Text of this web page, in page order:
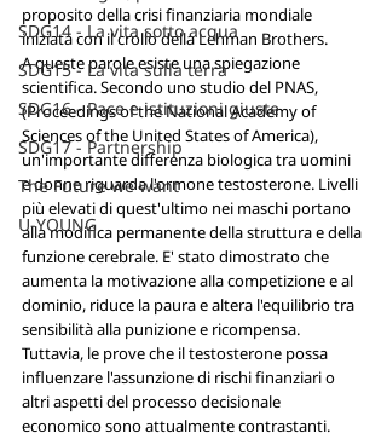
SDG14 - La vita sotto acqua
SDG15 - La vita sulla terra
SDG16 - Pace e istituzioni giuste
SDG17 - Partnership
The Future we want
U-YOUNG
proposito della crisi finanziaria mondiale
iniziata con il crollo della Lehman Brothers.
A queste parole esiste una spiegazione
scientifica. Secondo uno studio del PNAS,
(Proceedings of the National Academy of
Sciences of the United States of America),
un'importante differenza biologica tra uomini
e donne riguarda l'ormone testosterone. Livelli
più elevati di quest'ultimo nei maschi portano
alla modifica permanente della struttura e della
funzione cerebrale. E' stato dimostrato che
aumenta la motivazione alla competizione e al
dominio, riduce la paura e altera l'equilibrio tra
sensibilità alla punizione e ricompensa.
Tuttavia, le prove che il testosterone possa
influenzare l'assunzione di rischi finanziari o
altri aspetti del processo decisionale
economico sono attualmente contrastanti.